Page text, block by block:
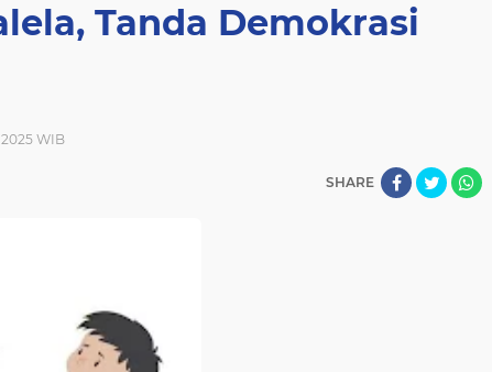
Tanda Demokrasi
WIB
SHARE